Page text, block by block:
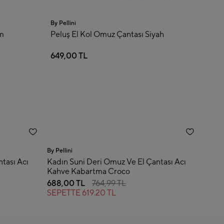
Omuz Çantası Siyah
Acı
By Pellini
Kadın Suni Deri Omuz Ve El Çantası Acı
Kahve Kabartma Croco
688,00 TL
764,99 TL
SEPETTE 619.20 TL